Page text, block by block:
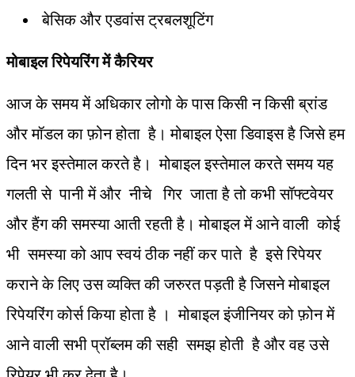
बेसिक और एडवांस ट्रबलशूटिंग
मोबाइलरिपेयरिंगमेंकैरियर
आज के समय में अधिकार लोगो के पास किसी न किसी ब्रांड
और मॉडल का फ़ोन होता है। मोबाइल ऐसा डिवाइस है जिसे हम
दिन भर इस्तेमाल करते है। मोबाइल इस्तेमाल करते समय यह
गलती से पानी में और नीचे गिर जाता है तो कभी सॉफ्टवेयर
और हैंग की समस्या आती रहती है। मोबाइल में आने वाली कोई
भी समस्या को आप स्वयं ठीक नहीं कर पाते है इसे रिपेयर
कराने के लिए उस व्यक्ति की जरुरत पड़ती है जिसने मोबाइल
रिपेयरिंग कोर्स किया होता है । मोबाइल इंजीनियर को फ़ोन में
आने वाली सभी प्रॉब्लम की सही समझ होती है और वह उसे